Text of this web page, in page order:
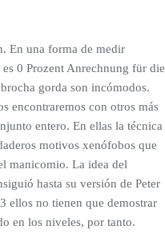
En una forma de medir
0 Prozent Anrechnung für die
gorda son incómodos.
encontraremos con otros más
entero. En ellas la técnica
motivos xenófobos que
manicomio. La idea del
hasta su versión de Peter
ellos no tienen que demostrar
en los niveles, por tanto.